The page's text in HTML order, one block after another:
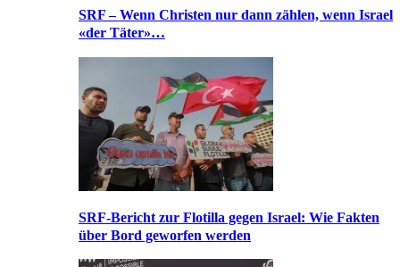
SRF – Wenn Christen nur dann zählen, wenn Israel
«der Täter»…
SRF-Bericht zur Flotilla gegen Israel: Wie Fakten
über Bord geworfen werden